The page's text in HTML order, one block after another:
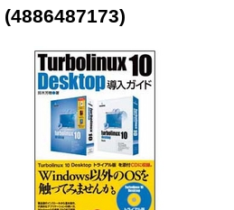
(4886487173)